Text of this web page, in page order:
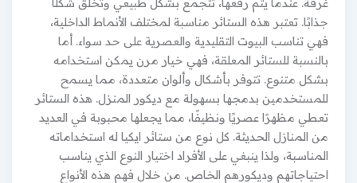
جذابًا. تعتبر هذه الستائر مناسبة لمختلف الأنماط الداخلية،
فهي تناسب البيوت التقليدية والعصرية على حد سواء. أما
بالنسبة للستائر المعلقة، فهي خيار مرن يمكن استخدامه
بشكل متنوع. تتوفر بأشكال وألوان متعددة، مما يسمح
للمستخدمين بدمجها بسهولة مع ديكور المنزل. هذه الستائر
تعطي مظهرًا عصريًا ونظيفًا، مما يجعلها محبوبة في العديد
من المنازل الحديثة. كل نوع من ستائر ايكيا له استخداماته
المناسبة، ولذا ينبغي على الأفراد اختيار النوع الذي يناسب
احتياجاتهم وديكورهم الخاص. من خلال فهم هذه الأنواع